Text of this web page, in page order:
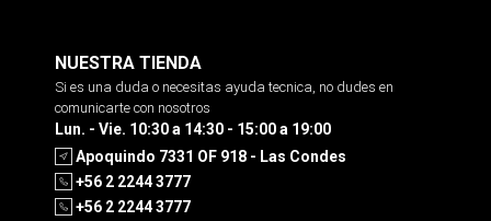
NUESTRA TIENDA
Si es una duda o necesitas ayuda tecnica, no dudes en
comunicarte con nosotros
Lun. - Vie. 10:30 a 14:30 - 15:00 a 19:00
Apoquindo 7331 OF 918 - Las Condes
+56 2 2244 3777
+56 2 2244 3777